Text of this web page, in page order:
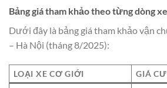
Bảng giá tham khảo theo từng dòng xe
Dưới đây là bảng giá tham khảo vận
– Hà Nội (tháng 8/2025):
LOẠI XE CƠ GIỚI
GIÁ